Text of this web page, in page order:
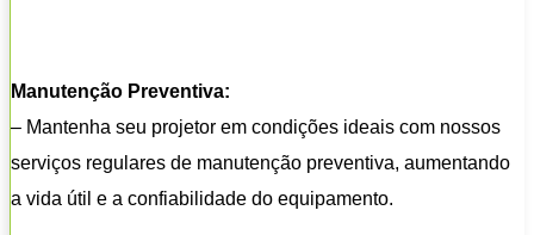
Manutenção Preventiva:
– Mantenha seu projetor em condições ideais com nossos
serviços regulares de manutenção preventiva, aumentando
a vida útil e a confiabilidade do equipamento.